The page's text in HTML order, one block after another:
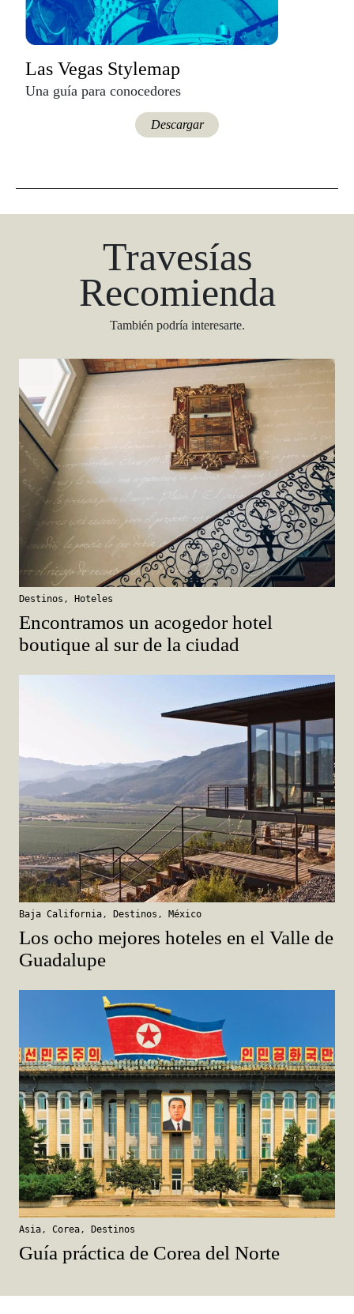
Las Vegas Stylemap
Una guía para conocedores
Descargar
Travesías
Recomienda
También podría interesarte.
Destinos , Hoteles
Encontramos un acogedor hotel
boutique al sur de la ciudad
Baja California, Destinos , México
Los ocho mejores hoteles en el Valle de
Guadalupe
Asia, Corea, Destinos
Guía práctica de Corea del Norte